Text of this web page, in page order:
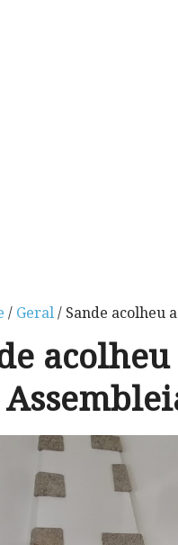
/ Geral/ Sande acolheu